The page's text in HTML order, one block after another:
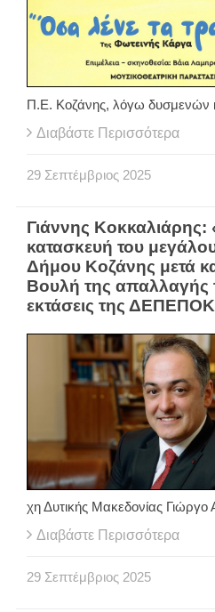
Π.Ε. Κοζάνης, λόγω δυσμενών
Διαβάστε Περισσότερα
29 Σεπτέμβριος 2025
Γιάννης Κοκκαλιάρης:
κατασκευή του
Δήμου Κοζάνης μετά
Βουλή της απαλλαγής
εκτάσεις της
χη Δυτικής Μακεδονίας Γιώργο
Διαβάστε Περισσότερα
29 Σεπτέμβριος 2025